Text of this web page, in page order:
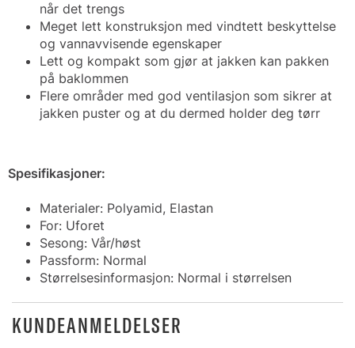
når det trengs
Meget lett konstruksjon med vindtett beskyttelse
og vannavvisende egenskaper
Lett og kompakt som gjør at jakken kan pakken
på baklommen
Flere områder med god ventilasjon som sikrer at
jakken puster og at du dermed holder deg tørr
Spesifikasjoner:
Materialer: Polyamid, Elastan
For: Uforet
Sesong: Vår/høst
Passform: Normal
Størrelsesinformasjon: Normal i størrelsen
KUNDEANMELDELSER